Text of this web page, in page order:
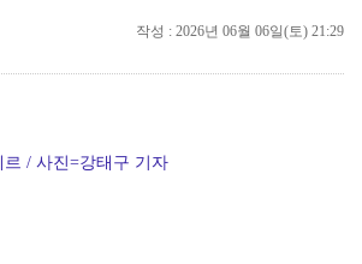
작성 : 2026년 06월 06일(토) 21:29
/ 사진=강태구 기자